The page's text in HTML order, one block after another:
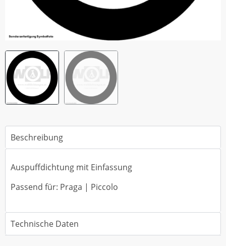
Beschreibung
Auspuffdichtung mit Einfassung
Passend für: Praga | Piccolo
Technische Daten